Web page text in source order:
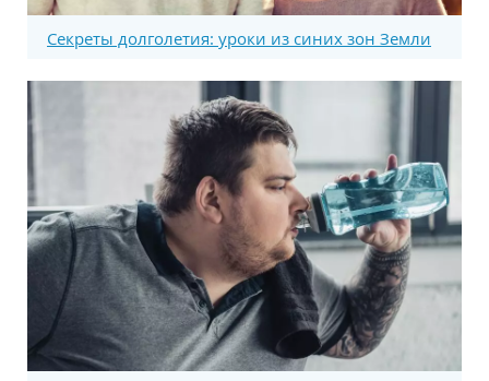
Секреты долголетия: уроки из синих зон Земли